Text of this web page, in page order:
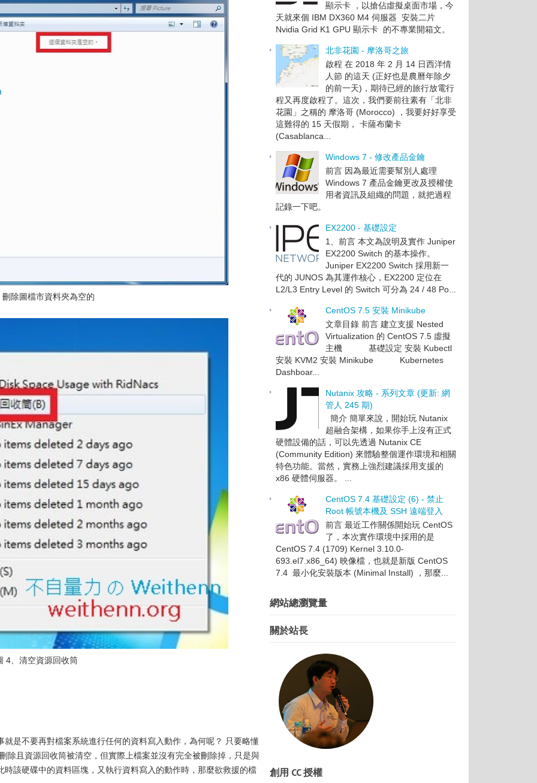
刪除圖檔市資料夾為空的
4、清空資源回收筒
是不要再對檔案系統進行任何的資料寫入動作，為何呢？ 只要略懂
除且資源回收筒被清空，但實際上檔案並沒有完全被刪除掉，只是與
該硬碟中的資料區塊，又執行資料寫入的動作時，那麼欲救援的檔
顯示卡 ，以搶佔虛擬桌面市場，今
天就來個 IBM DX360 M4 伺服器 安裝二片
Nvidia Grid K1 GPU 顯示卡 的不專業開箱文。
北非花園 - 摩洛哥之旅
啟程 在 2018 年 2 月 14 日西洋情
人節 的這天 (正好也是農曆年除夕
的前一天)，期待已經的旅行放電行
程又再度啟程了。這次，我們要前往素有「北非
花園」之稱的 摩洛哥 (Morocco) ，我要好好享受
這難得的 15 天假期， 卡薩布蘭卡
(Casablanca...
Windows 7 - 修改產品金鑰
前言 因為最近需要幫別人處理
Windows 7 產品金鑰更改及授權使
用者資訊及組織的問題，就把過程
記錄一下吧。
EX2200 - 基礎設定
1、前言 本文為說明及實作 Juniper
EX2200 Switch 的基本操作。
Juniper EX2200 Switch 採用新一
代的 JUNOS 為其運作核心，EX2200 定位在
L2/L3 Entry Level 的 Switch 可分為 24 / 48 Po...
CentOS 7.5 安裝 Minikube
文章目錄 前言 建立支援 Nested
Virtualization 的 CentOS 7.5 虛擬
主機 基礎設定 安裝 Kubectl
安裝 KVM2 安裝 Minikube Kubernetes
Dashboar...
Nutanix 攻略 - 系列文章 (更新: 網
管人 245 期)
簡介 簡單來說，開始玩 Nutanix
超融合架構，如果你手上沒有正式
硬體設備的話，可以先透過 Nutanix CE
(Community Edition) 來體驗整個運作環境和相關
特色功能。當然，實務上強烈建議採用支援的
x86 硬體伺服器。 ...
CentOS 7.4 基礎設定 (6) - 禁止
Root 帳號本機及 SSH 遠端登入
前言 最近工作關係開始玩 CentOS
了，本次實作環境中採用的是
CentOS 7.4 (1709) Kernel 3.10.0-
693.el7.x86_64) 映像檔，也就是新版 CentOS
7.4 最小化安裝版本 (Minimal Install) ，那麼...
網站總瀏覽量
關於站長
創用 CC 授權